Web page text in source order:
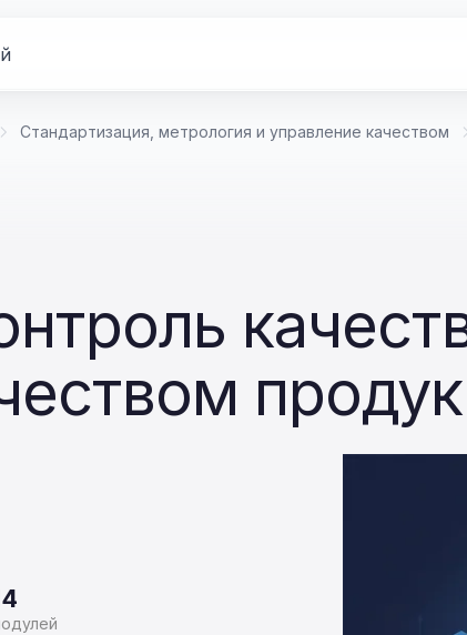
Стандартизация, метрология и управление качеством